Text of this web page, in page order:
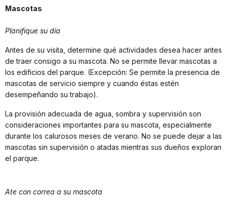
Mascotas
Planifique su día
Antes de su visita, determine qué actividades desea hacer antes
de traer consigo a su mascota. No se permite llevar mascotas a
los edificios del parque. (Excepción: Se permite la presencia de
mascotas de servicio siempre y cuando éstas estén
desempeñando su trabajo).
La provisión adecuada de agua, sombra y supervisión son
consideraciones importantes para su mascota, especialmente
durante los calurosos meses de verano. No se puede dejar a las
mascotas sin supervisión o atadas mientras sus dueños exploran
el parque.
Ate con correa a su mascota